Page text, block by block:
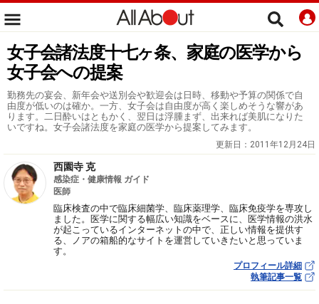
女子会諸法度十七ヶ条、家庭の医学から
女子会への提案
勤務先の宴会、新年会や送別会や歓迎会は日時、移動や予算の関係で自
由度が低いのは確か。一方、女子会は自由度が高く楽しめそうな響があ
ります。二日酔いはともかく、翌日は浮腫まず、出来れば美肌になりた
いですね。女子会諸法度を家庭の医学から提案してみます。
更新日： 2011年12月24日
西園寺 克
感染症・健康情報 ガイド
医師
臨床検査の中で臨床細菌学、臨床薬理学、臨床免疫学を専攻し
ました。医学に関する幅広い知識をベースに、医学情報の洪水
が起こっているインターネットの中で、正しい情報を提供す
る、ノアの箱船的なサイトを運営していきたいと思っていま
す。
プロフィール詳細
執筆記事一覧